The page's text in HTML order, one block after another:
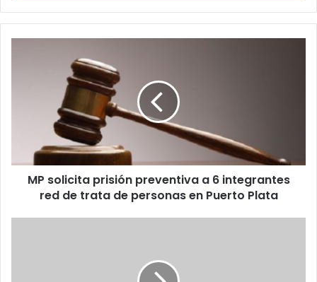
integrantes
de
trataMP solicita prisión preventiva a 6 integrantes
red de trata de personas en Puerto Plata